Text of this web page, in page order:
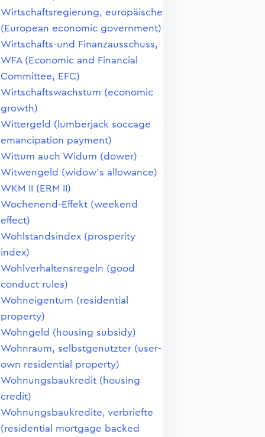
Wirtschaftsregierung, europäische
(European economic government)
Wirtschafts-und Finanzausschuss,
WFA (Economic and Financial
Committee, EFC)
Wirtschaftswachstum (economic
growth)
Wittergeld (lumberjack soccage
emancipation payment)
Wittum auch Widum (dower)
Witwengeld (widow's allowance)
WKM II (ERM II)
Wochenend-Effekt (weekend
effect)
Wohlstandsindex (prosperity
index)
Wohlverhaltensregeln (good
conduct rules)
Wohneigentum (residential
property)
Wohngeld (housing subsidy)
Wohnraum, selbstgenutzter (user-
own residential property)
Wohnungsbaukredit (housing
credit)
Wohnungsbaukredite, verbriefte
(residential mortgage backed